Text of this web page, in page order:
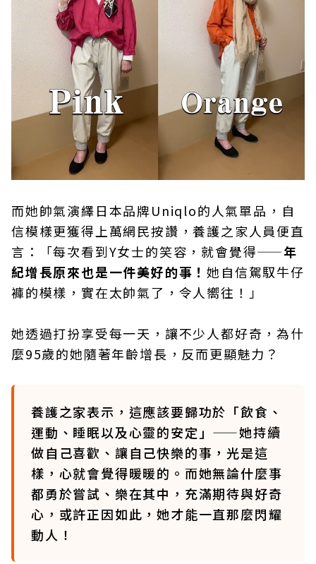
而她帥氣演繹日本品牌Uniqlo的人氣單品，自
信模樣更獲得上萬網民按讚，養護之家人員便直
言：「每次看到Y女士的笑容，就會覺得——年
紀增長原來也是一件美好的事！她自信駕馭牛仔
褲的模樣，實在太帥氣了，令人嚮往！」
她透過打扮享受每一天，讓不少人都好奇，為什
麼95歲的她隨著年齡增長，反而更顯魅力？
養護之家表示，這應該要歸功於「飲食、
運動、睡眠以及心靈的安定」——她持續
做自己喜歡、讓自己快樂的事，光是這
樣，心就會覺得暖暖的。而她無論什麼事
都勇於嘗試、樂在其中，充滿期待與好奇
心，或許正因如此，她才能一直那麼閃耀
動人！